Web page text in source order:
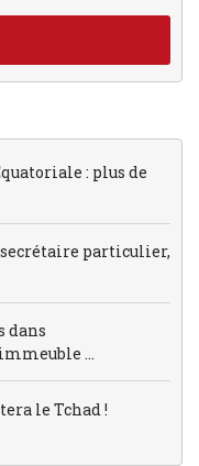
: plus de
particulier,
dans
...
le Tchad !